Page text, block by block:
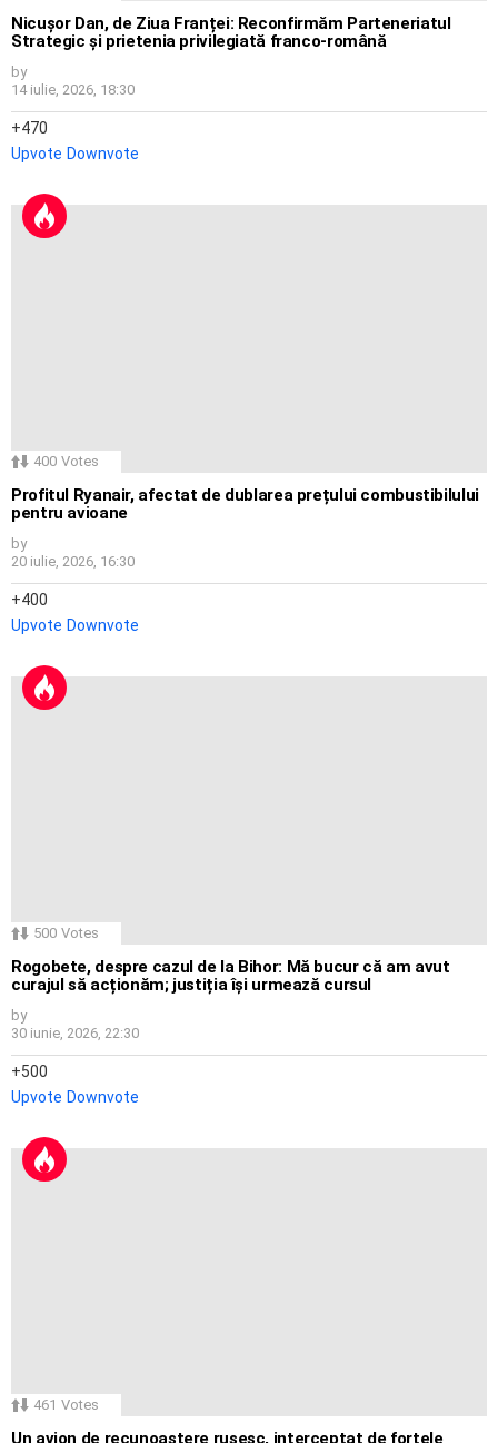
Nicușor Dan, de Ziua Franței: Reconfirmăm Parteneriatul
Strategic și prietenia privilegiată franco-română
by
14 iulie, 2026, 18:30
470
Upvote Downvote
400 Votes
Profitul Ryanair, afectat de dublarea prețului combustibilului
pentru avioane
by
20 iulie, 2026, 16:30
400
Upvote Downvote
500 Votes
Rogobete, despre cazul de la Bihor: Mă bucur că am avut
curajul să acționăm; justiția își urmează cursul
by
30 iunie, 2026, 22:30
500
Upvote Downvote
461 Votes
Un avion de recunoaștere rusesc, interceptat de forțele